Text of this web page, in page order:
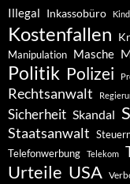
Illegal Inkassobüro
Kostenfallen
Manipulation Masche
Politik Polizei
Rechtsanwalt
Sicherheit Skandal
Staatsanwalt
Telefonwerbung Telekom
Urteile USA